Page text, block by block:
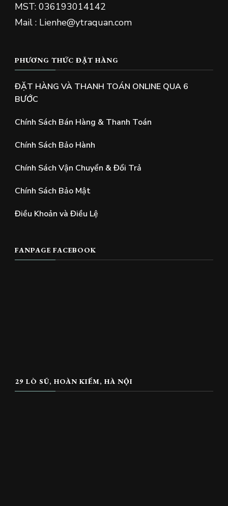
MST: 036193014142
Mail : Lienhe@ytraquan.com
PHƯƠNG THỨC ĐẶT HÀNG
ĐẶT HÀNG VÀ THANH TOÁN ONLINE QUA 6
BƯỚC
Chính Sách Bán Hàng & Thanh Toán
Chính Sách Bảo Hành
Chính Sách Vận Chuyển & Đổi Trả
Chính Sách Bảo Mật
Điều Khoản và Điều Lệ
FANPAGE FACEBOOK
29 LÒ SŨ, HOÀN KIẾM, HÀ NỘI